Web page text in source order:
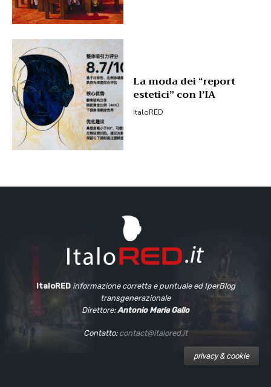
La moda dei “report
estetici” con l’IA
ItaloRED
ItaloRED informazione corretta e puntuale ed IperBlog
transgenerazionale
Direttore:Antonio Maria Gallo
Contatto: contact@italored.it
privacy & cookie